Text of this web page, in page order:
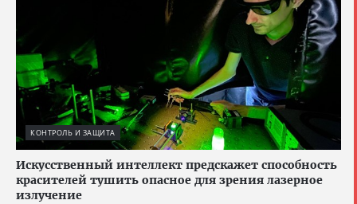
КОНТРОЛЬ И ЗАЩИТА
Искусственный интеллект предскажет способность
красителей тушить опасное для зрения лазерное
излучение